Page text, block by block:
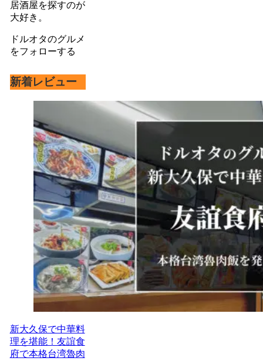
居酒屋を探すのが
大好き。
ドルオタのグルメ
をフォローする
新着レビュー
新大久保で中華料
理を堪能！友誼食
府で本格台湾魯肉